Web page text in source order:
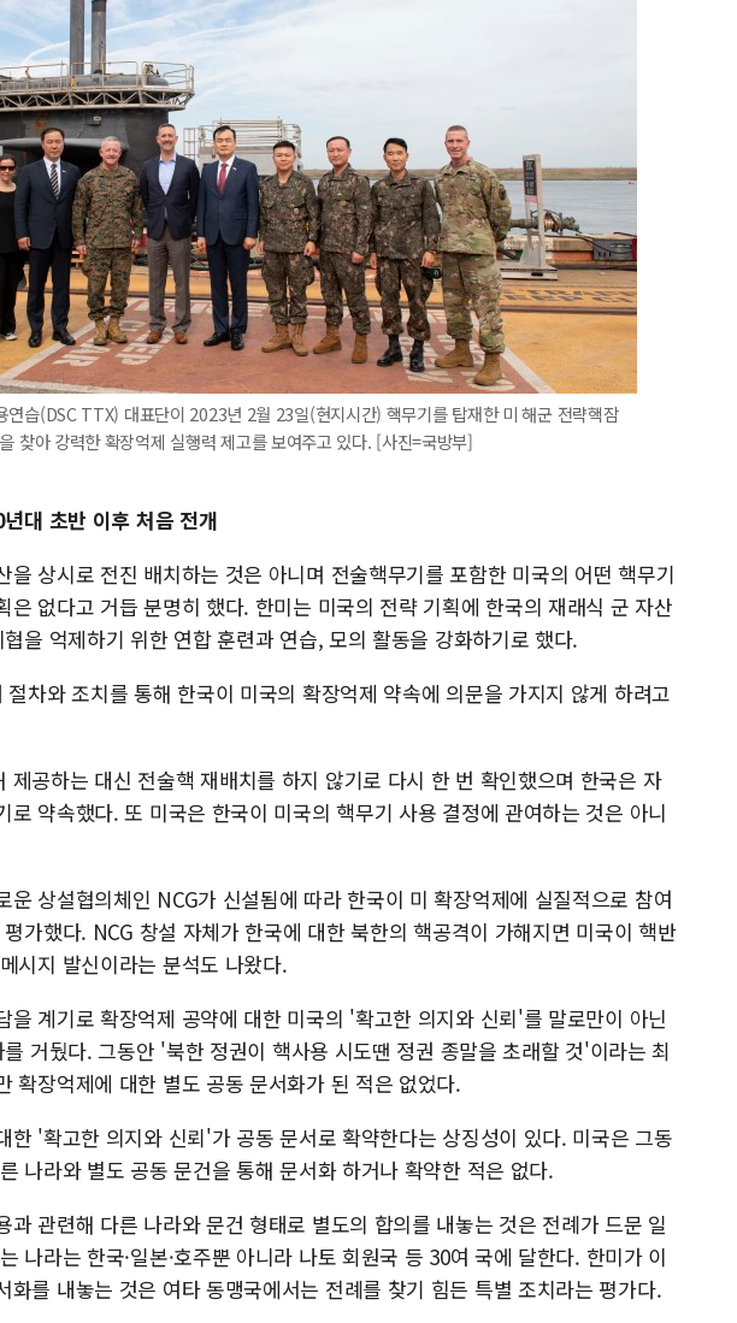
연습(DSC TTX) 대표단이 2023년 2월 23일(현지시간) 핵무기를 탑재한 미 해군 전략핵잠
찾아 강력한 확장억제 실행력 제고를 보여주고 있다. [사진=국방부]
대 초반 이후 처음 전개
을 상시로 전진 배치하는 것은 아니며 전술핵무기를 포함한 미국의 어떤 핵무기
은 없다고 거듭 분명히 했다. 한미는 미국의 전략 기획에 한국의 재래식 군 자산
을 억제하기 위한 연합 훈련과 연습, 모의 활동을 강화하기로 했다.
차와 조치를 통해 한국이 미국의 확장억제 약속에 의문을 가지지 않게 하려고
제공하는 대신 전술핵 재배치를 하지 않기로 다시 한 번 확인했으며 한국은 자
로 약속했다. 또 미국은 한국이 미국의 핵무기 사용 결정에 관여하는 것은 아니
운 상설협의체인 NCG가 신설됨에 따라 한국이 미 확장억제에 실질적으로 참여
가했다. NCG 창설 자체가 한국에 대한 북한의 핵공격이 가해지면 미국이 핵반
시지 발신이라는 분석도 나왔다.
을 계기로 확장억제 공약에 대한 미국의 '확고한 의지와 신뢰'를 말로만이 아닌
거뒀다. 그동안 '북한 정권이 핵사용 시도땐 정권 종말을 초래할 것'이라는 최
확장억제에 대한 별도 공동 문서화가 된 적은 없었다.
한 '확고한 의지와 신뢰'가 공동 문서로 확약한다는 상징성이 있다. 미국은 그동
나라와 별도 공동 문건을 통해 문서화 하거나 확약한 적은 없다.
과 관련해 다른 나라와 문건 형태로 별도의 합의를 내놓는 것은 전례가 드문 일
나라는 한국·일본·호주뿐 아니라 나토 회원국 등 30여 국에 달한다. 한미가 이
화를 내놓는 것은 여타 동맹국에서는 전례를 찾기 힘든 특별 조치라는 평가다.